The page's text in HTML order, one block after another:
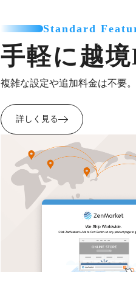
Standard
手軽に越
複雑な設定や追加料金は不要
詳しく見る